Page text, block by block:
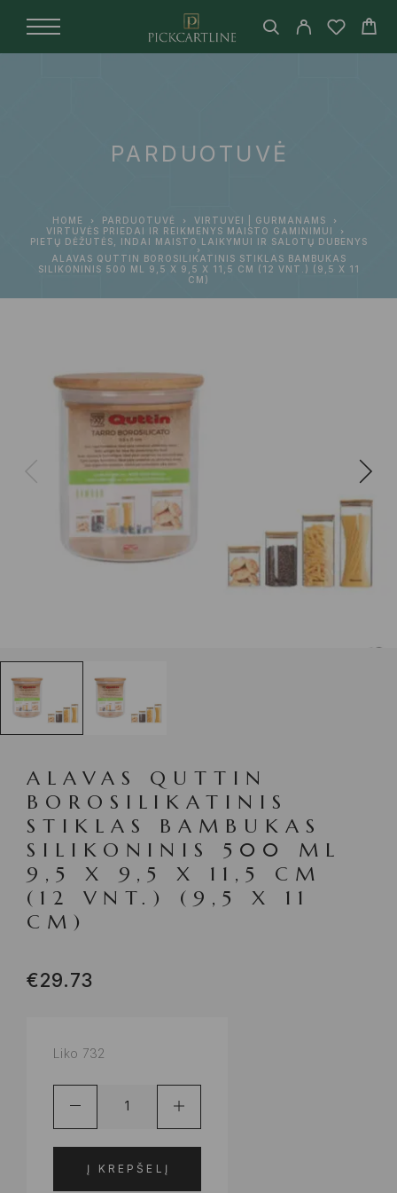
PARDUOTUVĖ
HOME PARDUOTUVĖ
VIRTUVEI | GURMANAMS
VIRTUVĖS PRIEDAI IR REIKMENYS MAISTO GAMINIMUI
PIETŲ DĖŽUTĖS, INDAI MAISTO LAIKYMUI IR SALOTŲ DUBENYS
ALAVAS QUTTIN BOROSILIKATINIS STIKLAS BAMBUKAS
SILIKONINIS 500 ML 9,5 X 9,5 X 11,5 CM (12 VNT.) (9,5 X 11
CM)
ALAVAS QUTTIN
BOROSILIKATINIS
STIKLAS BAMBUKAS
SILIKONINIS 500 ML
9,5 X 9,5 X 11,5 CM
(12 VNT.) (9,5 X 11
CM)
€29.73
Liko 732
Į KREPŠELĮ